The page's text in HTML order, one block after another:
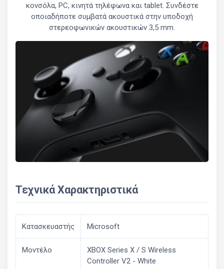
κονσόλα, PC, κινητά τηλέφωνα και tablet. Συνδέστε
οποιαδήποτε συμβατά ακουστικά στην υποδοχή
στερεοφωνικών ακουστικών 3,5 mm.
Τεχνικά Χαρακτηριστικά
Κατασκευαστής Microsoft
Μοντέλο
XBOX Series X / S Wireless
Controller V2 - White